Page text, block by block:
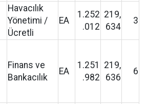
Havacılık
Yönetimi /
Ücretli
EA
1.252
.012
219,
634
3
Finans ve
Bankacılık
EA
1.251
.982
219,
636
6